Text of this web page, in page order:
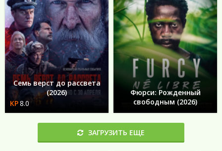
Семь верст до рассвета
(2026)
8.0
Фюрси: Рожденный
свободным (2026)
ЗАГРУЗИТЬ ЕЩЕ